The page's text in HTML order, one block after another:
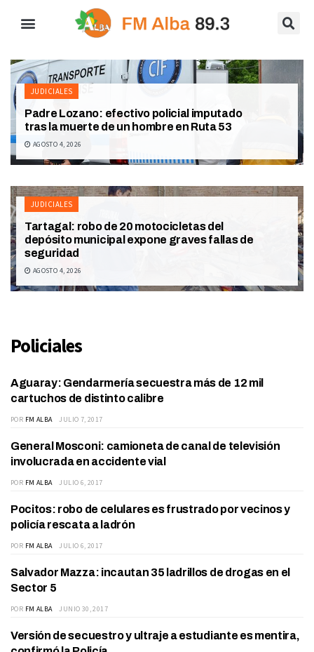
JUDICIALES
Padre Lozano: efectivo policial imputado
tras la muerte de un hombre en Ruta 53
AGOSTO 4, 2026
JUDICIALES
Tartagal: robo de 20 motocicletas del
depósito municipal expone graves fallas de
seguridad
AGOSTO 4, 2026
Policiales
DEPARTAMENTO
Aguaray: Gendarmería secuestra más de 12 mil
cartuchos de distinto calibre
POR FM ALBA JULIO 7, 2017
General Mosconi: camioneta de canal de televisión
involucrada en accidente vial
POR FM ALBA JULIO 6, 2017
Pocitos: robo de celulares es frustrado por vecinos y
policía rescata a ladrón
POR FM ALBA JULIO 6, 2017
Salvador Mazza: incautan 35 ladrillos de drogas en el
Sector 5
POR FM ALBA JUNIO 30, 2017
Versión de secuestro y ultraje a estudiante es mentira,